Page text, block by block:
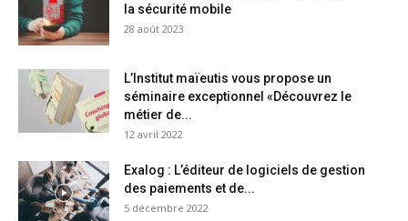
la sécurité mobile
28 août 2023
L’Institut maïeutis vous propose un
séminaire exceptionnel «Découvrez le
métier de...
12 avril 2022
Exalog : L’éditeur de logiciels de gestion
des paiements et de...
5 décembre 2022